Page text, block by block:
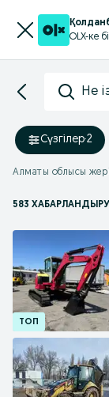
OLX-ке
Не
Сүзгілер·2
583